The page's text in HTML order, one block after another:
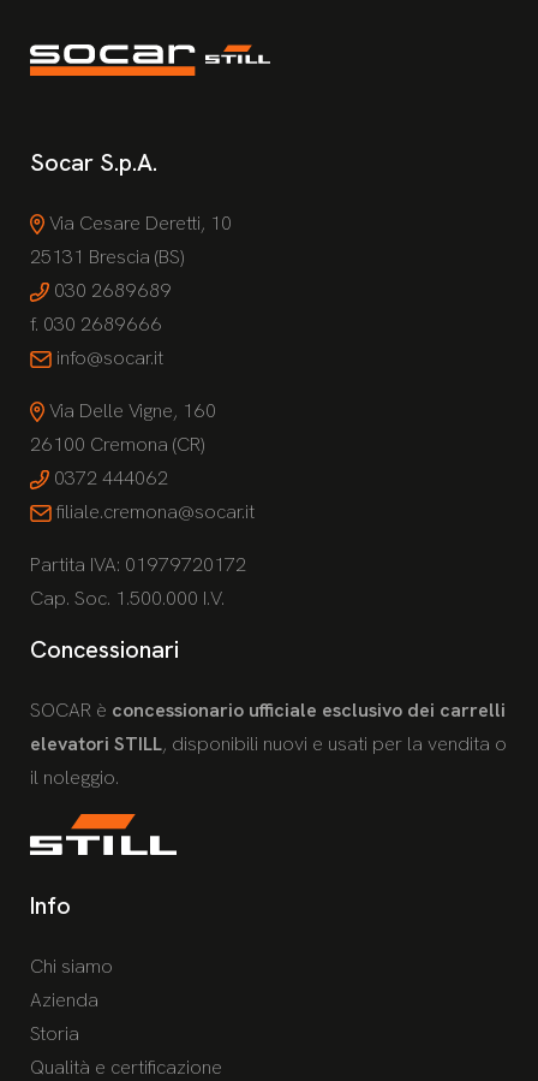
Socar S.p.A.
Via Cesare Deretti, 10
25131 Brescia (BS)
030 2689689
f. 030 2689666
info@socar.it
Via Delle Vigne, 160
26100 Cremona (CR)
0372 444062
filiale.cremona@socar.it
Partita IVA: 01979720172
Cap. Soc. 1.500.000 I.V.
Concessionari
SOCAR è concessionario ufficiale esclusivo dei carrelli
elevatori STILL, disponibili nuovi e usati per la vendita o
il noleggio.
Info
Chi siamo
Azienda
Storia
Qualità e certificazione